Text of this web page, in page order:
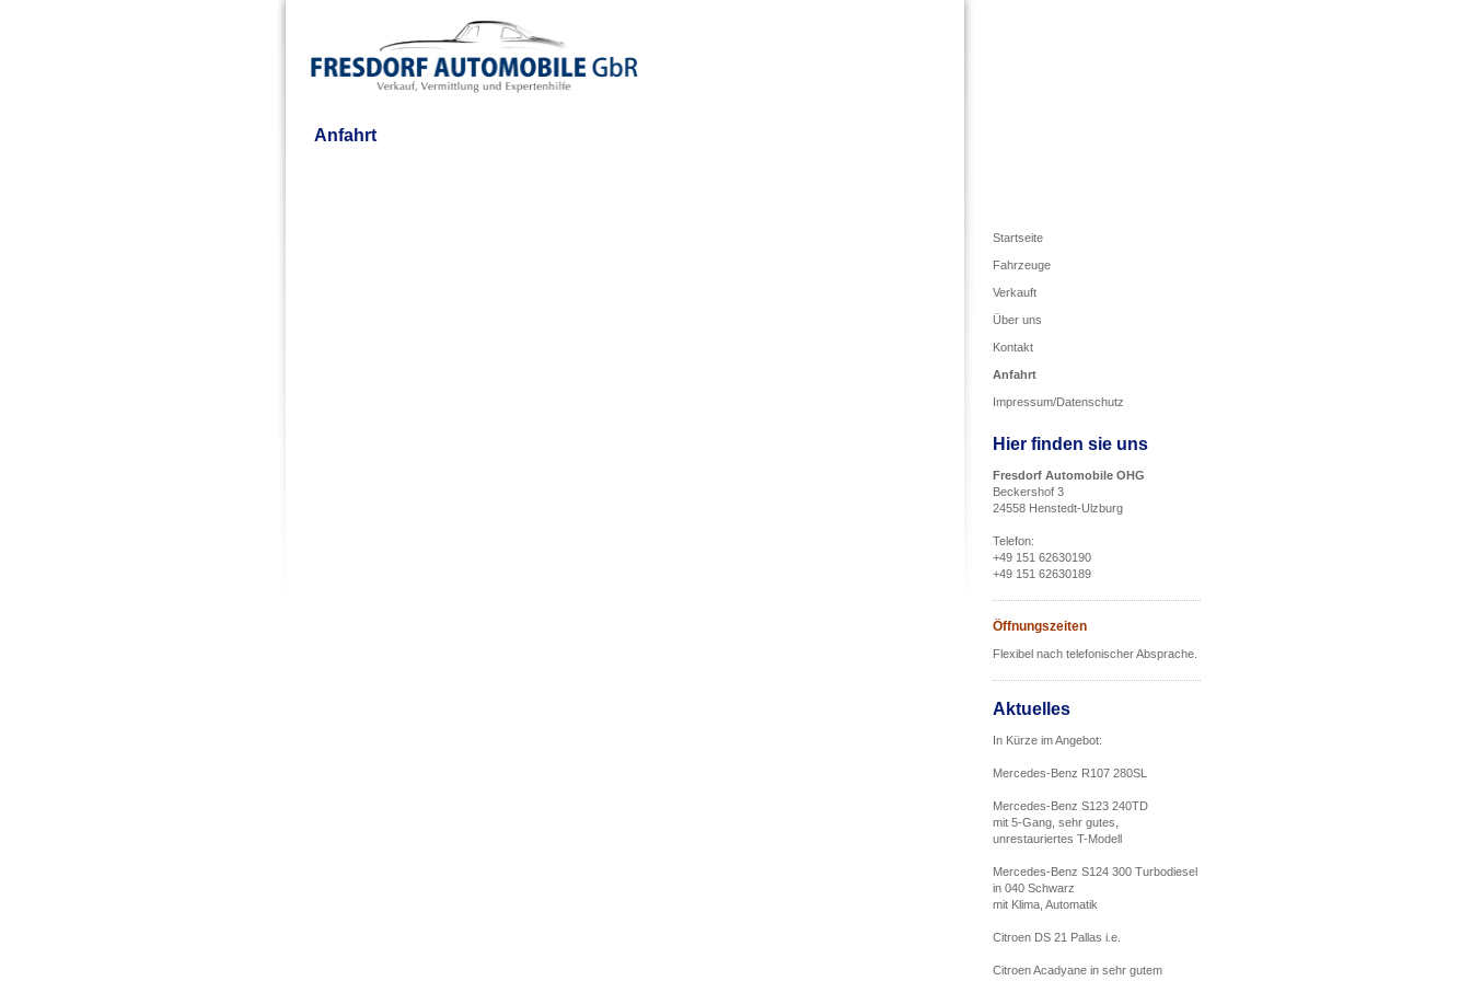
Startseite
Fahrzeuge
Verkauft
Über uns
Kontakt
Anfahrt
Impressum/Datenschutz
Hier finden sie uns
Fresdorf Automobile OHG
Beckershof 3
24558 Henstedt-Ulzburg
Telefon:
+49 151 62630190
+49 151 62630189
Öffnungszeiten
Flexibel nach telefonischer Absprache.
Aktuelles
In Kürze im Angebot:
Mercedes-Benz R107 280SL
Mercedes-Benz S123 240TD
mit 5-Gang, sehr gutes,
unrestauriertes T-Modell
Mercedes-Benz S124 300 Turbodiesel
in 040 Schwarz
mit Klima, Automatik
Citroen DS 21 Pallas i.e.
Citroen Acadyane in sehr gutem
Anfahrt